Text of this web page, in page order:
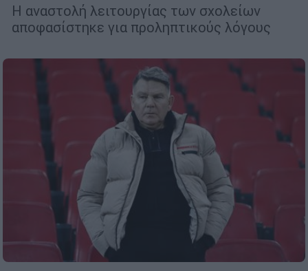
Η αναστολή λειτουργίας των σχολείων
αποφασίστηκε για προληπτικούς λόγους